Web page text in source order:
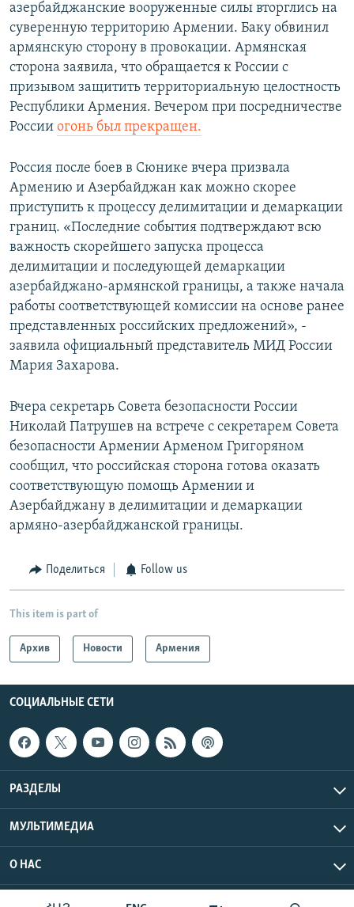
азербайджанские вооруженные силы вторглись на
суверенную территорию Армении. Баку обвинил
армянскую сторону в провокации. Армянская
сторона заявила, что обращается к России с
призывом защитить территориальную целостность
Республики Армения. Вечером при посредничестве
России огонь был прекращен.
Россия после боев в Сюнике вчера призвала
Армению и Азербайджан как можно скорее
приступить к процессу делимитации и демаркации
границ. «Последние события подтверждают всю
важность скорейшего запуска процесса
делимитации и последующей демаркации
азербайджано-армянской границы, а также начала
работы соответствующей комиссии на основе ранее
представленных российских предложений», -
заявила официальный представитель МИД России
Мария Захарова.
Вчера секретарь Совета безопасности России
Николай Патрушев на встрече с секретарем Совета
безопасности Армении Арменом Григоряном
сообщил, что российская сторона готова оказать
соответствующую помощь Армении и
Азербайджану в делимитации и демаркации
армяно-азербайджанской границы.
Поделиться Follow us
This item is part of
Архив Новости Армения
СОЦИАЛЬНЫЕ СЕТИ
РАЗДЕЛЫ
МУЛЬТИМЕДИА
О НАС